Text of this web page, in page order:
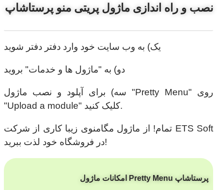
نصب و راه اندازی ماژول پریتی منو پرستاشاپ
یک) به وب سایت خود وارد دفتر دفتر شوید
دو) به "ماژول ها و خدمات" بروید
سه) برای آپلود و نصب ماژول "Pretty Menu" روی
"Upload a module" کلیک کنید.
تمام! از ماژول مگامنوی زیبا کاری از شرکت ETS Soft
در فروشگاه خود لذت ببرید!
امکانات ماژول Pretty Menu پرستاشاپ